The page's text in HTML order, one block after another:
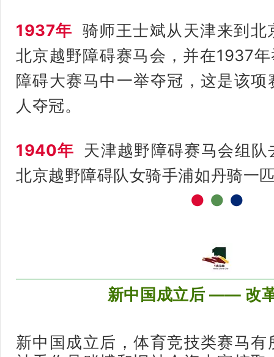
1937年 骑师王士斌从天津来到
北京越野障碍赛马会，并在1937
障碍大赛马中一举夺冠，这是该
人夺冠。
1940年
天津越野障碍赛马会组
北京越野障碍队女骑手浦如丹骑一
● ● ●
新中国成立后 —— 改
新中国成立后，体育竞技类赛马